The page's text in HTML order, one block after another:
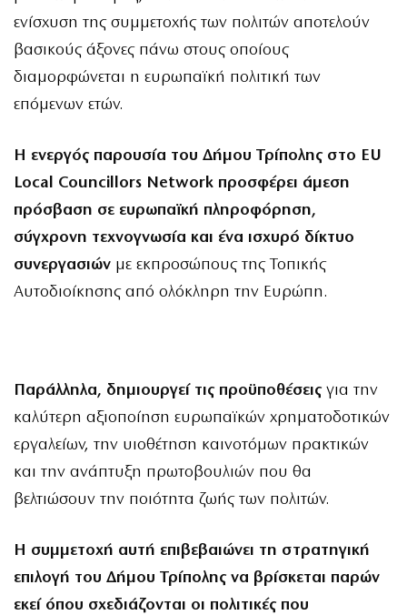
ενίσχυση της συμμετοχής των πολιτών αποτελούν
βασικούς άξονες πάνω στους οποίους
διαμορφώνεται η ευρωπαϊκή πολιτική των
επόμενων ετών.
Η ενεργός παρουσία του Δήμου Τρίπολης στο EU
Local Councillors Network προσφέρει άμεση
πρόσβαση σε ευρωπαϊκή πληροφόρηση,
σύγχρονη τεχνογνωσία και ένα ισχυρό δίκτυο
συνεργασιών με εκπροσώπους της Τοπικής
Αυτοδιοίκησης από ολόκληρη την Ευρώπη.
Παράλληλα, δημιουργεί τις προϋποθέσεις για την
καλύτερη αξιοποίηση ευρωπαϊκών χρηματοδοτικών
εργαλείων, την υιοθέτηση καινοτόμων πρακτικών
και την ανάπτυξη πρωτοβουλιών που θα
βελτιώσουν την ποιότητα ζωής των πολιτών.
Η συμμετοχή αυτή επιβεβαιώνει τη στρατηγική
επιλογή του Δήμου Τρίπολης να βρίσκεται παρών
εκεί όπου σχεδιάζονται οι πολιτικές που